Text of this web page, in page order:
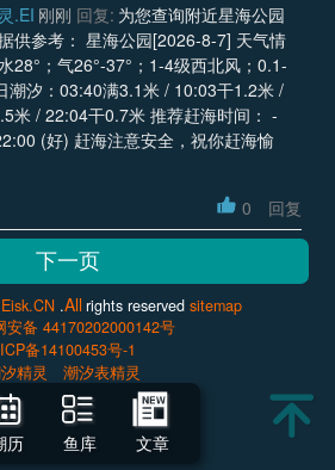
.EI 刚刚 回复: 为您查询附近星海公园
供参考： 星海公园[2026-8-7] 天气情
28°；气26°-37°；1-4级西北风；0.1-
潮汐：03:40满3.1米 / 10:03干1.2米 /
米 / 22:04干0.7米 推荐赶海时间： -
(好) 赶海注意安全，祝你赶海愉
0 回复
Eisk.CN .Allrights reservedsitemap
安备 44170202000142号
备14100453号-1
精灵
潮汐表精灵
历 鱼库 文章